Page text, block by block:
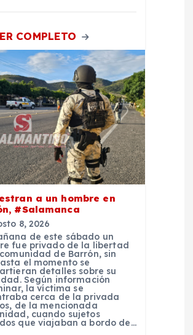
COMPLETO
a un hombre en
#Salamanca
8, 2026
de este sábado un
fue privado de la libertad
de Barrón, sin
el momento se
detalles sobre su
Según información
la víctima se
cerca de la privada
de la mencionada
cuando sujetos
que viajaban a bordo de…